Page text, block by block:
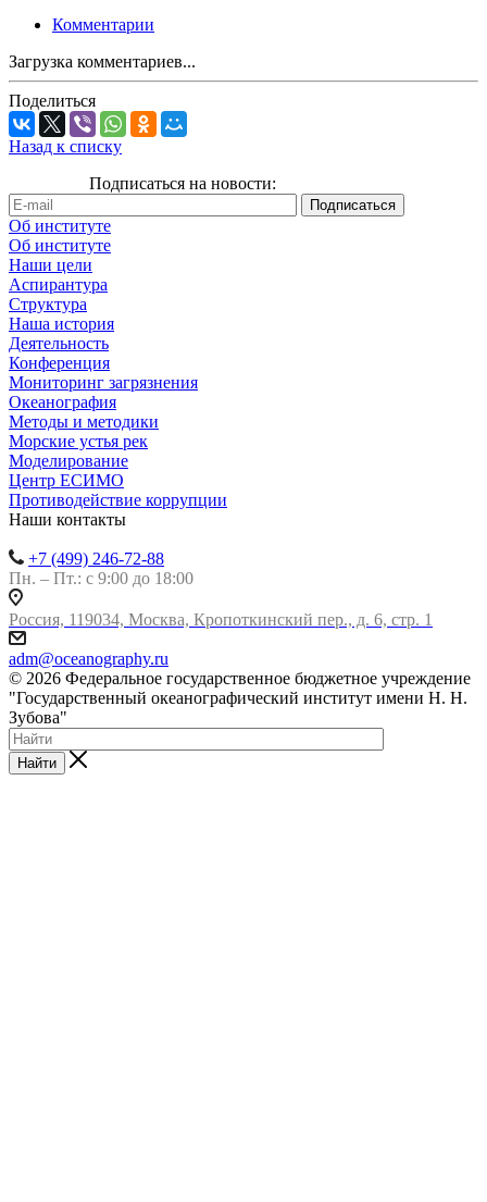
Комментарии
Загрузка комментариев...
Поделиться
Назад к списку
Подписаться на новости:
Об институте
Об институте
Наши цели
Аспирантура
Структура
Наша история
Деятельность
Конференция
Мониторинг загрязнения
Океанография
Методы и методики
Морские устья рек
Моделирование
Центр ЕСИМО
Противодействие коррупции
Наши контакты
+7 (499) 246-72-88
Пн. – Пт.: с 9:00 до 18:00
Россия, 119034, Москва, Кропоткинский пер., д. 6, стр. 1
adm@oceanography.ru
© 2026 Федеральное государственное бюджетное учреждение
"Государственный океанографический институт имени Н. Н.
Зубова"
Найти